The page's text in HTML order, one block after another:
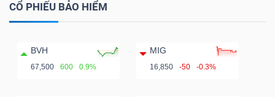
CỔ PHIẾU BẢO HIỂM
BVH
67,500 600 0.9%
MIG
16,850 -50 -0.3%